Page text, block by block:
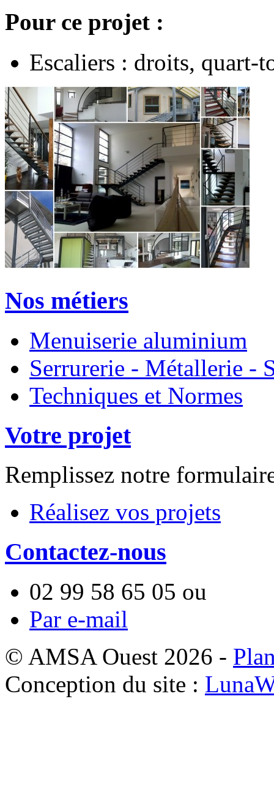
Pour ce projet :
Escaliers : droits, quart-
Nos métiers
Menuiserie aluminium
Serrurerie - Métallerie -
Techniques et Normes
Votre projet
Remplissez notre
Réalisez vos projets
Contactez-nous
02 99 58 65 05 ou
Par e-mail
© AMSA Ouest 2026 -
Conception du site :